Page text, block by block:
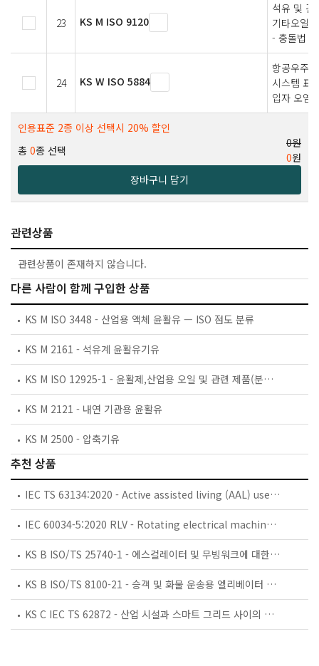
23 KS M ISO 9120
석유 및 관
기타오일
- 충돌법
24 KS W ISO 5884
항공우주
시스템 표
입자 오염
인용표준 2종 이상 선택시 20% 할인
총 0종 선택
0원
0원
장바구니 담기
관련상품
관련상품이 존재하지 않습니다.
다른 사람이 함께 구입한 상품
KS M ISO 3448 - 산업용 액체 윤활유 — ISO 점도 분류
KS M 2161 - 석유계 윤활유기유
KS M ISO 12925-1 - 윤활제,산업용 오일 및 관련 제품(분류 L)－C군(기어)－제1부：밀폐 기어 시스템 윤활제에 대한 사양서
KS M 2121 - 내연 기관용 윤활유
KS M 2500 - 압축기유
추천 상품
IEC TS 63134:2020 - Active assisted living (AAL) use cases
IEC 60034-5:2020 RLV - Rotating electrical machines - Part 5: Degrees of protection provided by the integral design of rotating electrical machines (IP code) - Classification
KS B ISO/TS 25740-1 - 에스컬레이터 및 무빙워크에 대한 안전요건 — 제1부: 세계공통 필수 안전요건(GESRs)
KS B ISO/TS 8100-21 - 승객 및 화물 운송용 엘리베이터 —제21부: 세계공통 필수안전요건(GESRs)을 충족하는 세계공통 안전 파라미터(GSPs)
KS C IEC TS 62872 - 산업 시설과 스마트 그리드 사이의 산업 공정 측정, 제어 및 자동화 시스템 인터페이스